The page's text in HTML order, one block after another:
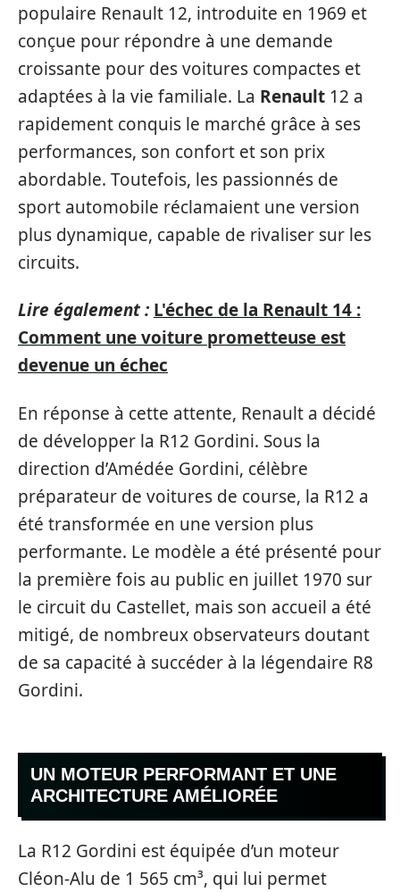
populaire Renault 12, introduite en 1969 et
conçue pour répondre à une demande
croissante pour des voitures compactes et
adaptées à la vie familiale. La Renault 12 a
rapidement conquis le marché grâce à ses
performances, son confort et son prix
abordable. Toutefois, les passionnés de
sport automobile réclamaient une version
plus dynamique, capable de rivaliser sur les
circuits.
Lire également : L'échec de la Renault 14 :
Comment une voiture prometteuse est
devenue un échec
En réponse à cette attente, Renault a décidé
de développer la R12 Gordini. Sous la
direction d’Amédée Gordini, célèbre
préparateur de voitures de course, la R12 a
été transformée en une version plus
performante. Le modèle a été présenté pour
la première fois au public en juillet 1970 sur
le circuit du Castellet, mais son accueil a été
mitigé, de nombreux observateurs doutant
de sa capacité à succéder à la légendaire R8
Gordini.
UN MOTEUR PERFORMANT ET UNE
ARCHITECTURE AMÉLIORÉE
La R12 Gordini est équipée d’un moteur
Cléon-Alu de 1 565 cm³, qui lui permet